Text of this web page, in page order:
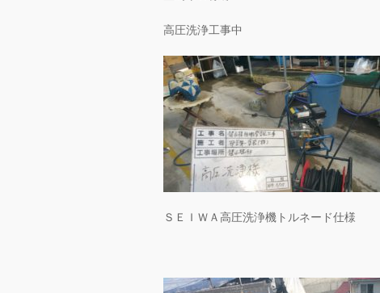
高圧洗浄工事中
ＳＥＩＷＡ高圧洗浄機トルネード仕様